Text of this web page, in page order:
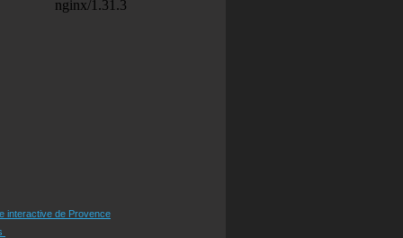
interactive de Provence